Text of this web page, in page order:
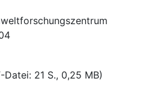
Datei: 21 S., 0,25 MB)